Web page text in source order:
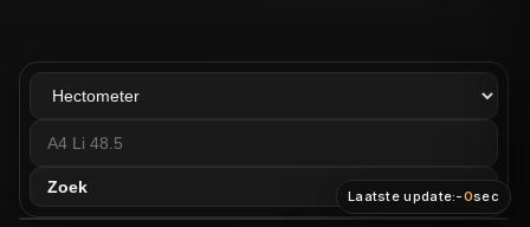
Zoek Laatste update:-0sec